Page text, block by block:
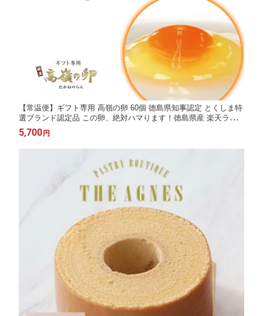
【常温便】ギフト専用 高嶺の卵 60個 徳島県知事認定 とくしま特
選ブランド認定品 この卵、絶対ハマります！徳島県産 楽天ラン
キング6部門★第1位 生卵 玉子 濃厚卵 朝採り 産みたて 農場直送
御中元 御歳暮 母の日 父の日
5,700 円